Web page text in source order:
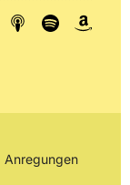
Anregungen